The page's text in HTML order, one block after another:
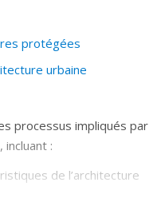
protégées
urbaine
processus impliqués par
:
de l’architecture